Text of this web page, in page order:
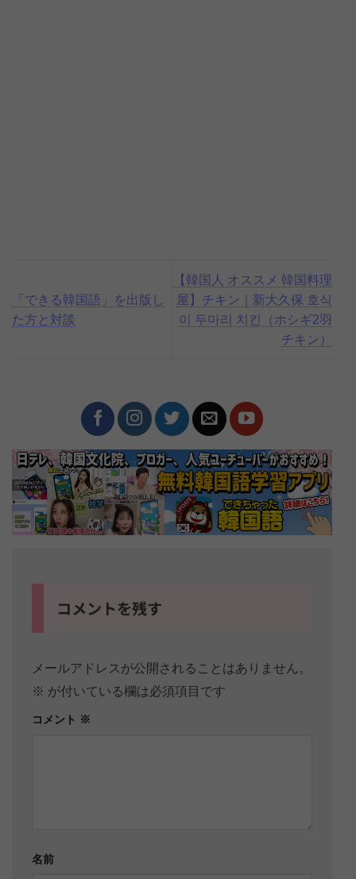
「できる韓国語」を出版し
た方と対談
【韓国人 オススメ 韓国料理
屋】チキン｜新大久保 호식
이 두마리 치킨（ホシギ2羽
チキン）
コメントを残す
メールアドレスが公開されることはありません。
※ が付いている欄は必須項目です
コメント ※
名前